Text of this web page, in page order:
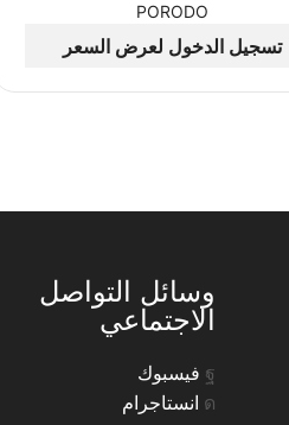
PORODO
تسجيل الدخول لعرض السعر
وسائل التواصل
الاجتماعي
فيسبوك
انستاجرام